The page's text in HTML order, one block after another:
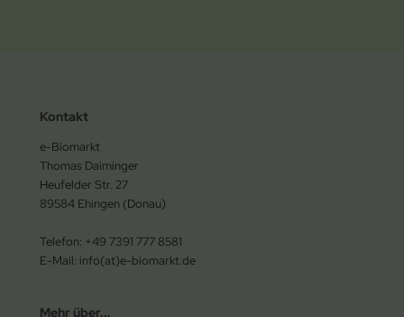
Kontakt
e-Biomarkt
Thomas Daiminger
Heufelder Str. 27
89584 Ehingen (Donau)
Telefon: +49 7391 777 8581
E-Mail: info(at)e-biomarkt.de
Mehr über...